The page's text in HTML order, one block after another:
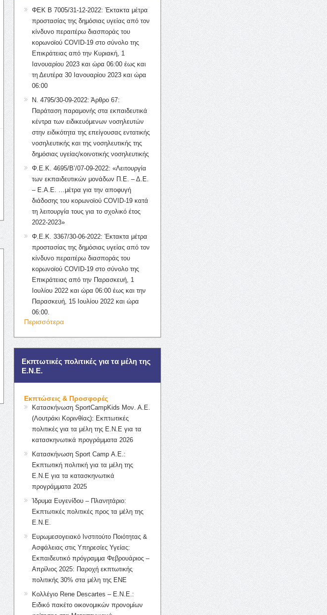
ΦΕΚ Β 7005/31-12-2022: Έκτακτα μέτρα
προστασίας της δημόσιας υγείας από τον
κίνδυνο περαιτέρω διασποράς του
κορωνοϊού COVID-19 στο σύνολο της
Επικράτειας από την Κυριακή, 1
Ιανουαρίου 2023 και ώρα 06:00 έως και
τη Δευτέρα 30 Ιανουαρίου 2023 και ώρα
06:00
Ν. 4795/30-09-2022: Άρθρο 67:
Παράταση παραμονής στα εκπαιδευτικά
κέντρα των ειδικευόμενων νοσηλευτών
στην ειδικότητα της επείγουσας εντατικής
νοσηλευτικής και της νοσηλευτικής της
δημόσιας υγείας/κοινοτικής νοσηλευτικής
Φ.Ε.Κ. 4695/Β’/07-09-2022: «Λειτουργία
των εκπαιδευτικών μονάδων Π.Ε. – Δ.Ε.
– Ε.Α.Ε. …μέτρα για την αποφυγή
διάδοσης του κορωνοϊού COVID-19 κατά
τη λειτουργία τους για το σχολικό έτος
2022-2023»
Φ.Ε.Κ. 3367/30-06-2022: Έκτακτα μέτρα
προστασίας της δημόσιας υγείας από τον
κίνδυνο περαιτέρω διασποράς του
κορωνοϊού COVID-19 στο σύνολο της
Επικράτειας από την Παρασκευή, 1
Ιουλίου 2022 και ώρα 06:00 έως και την
Παρασκευή, 15 Ιουλίου 2022 και ώρα
06:00.
Περισσότερα
Εκπτωτικές πολιτικές για τα μέλη της
Ε.Ν.Ε.
Εκπτώσεις & Προσφορές
Κατασκήνωση SportCampKids Μον. Α.Ε.
(Λουτράκι Κορινθίας): Εκπτωτικές
πολιτικές για τα μέλη της Ε.Ν.Ε για τα
κατασκηνωτικά προγράμματα 2026
Κατασκήνωση Sport Camp Α.Ε.:
Εκπτωτική πολιτική για τα μέλη της
Ε.Ν.Ε για τα κατασκηνωτικά
προγράμματα 2025
Ίδρυμα Ευγενίδου – Πλανητάριο:
Εκπτωτικές πολιτικές προς τα μέλη της
Ε.Ν.Ε.
Ευρωμεσογειακό Ινστιτούτο Ποιότητας &
Ασφάλειας στις Υπηρεσίες Υγείας:
Εκπαιδευτικό πρόγραμμα Φεβρουάριος –
Απρίλιος 2025: Παροχή εκπτωτικής
πολιτικής 30% στα μέλη της ΕΝΕ
Κολλέγιο Rene Descartes – Ε.Ν.Ε.:
Ειδικό πακέτο οικονομικών προνομίων